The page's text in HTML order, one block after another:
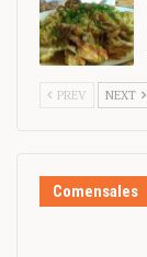
PREV NEXT
Comensales